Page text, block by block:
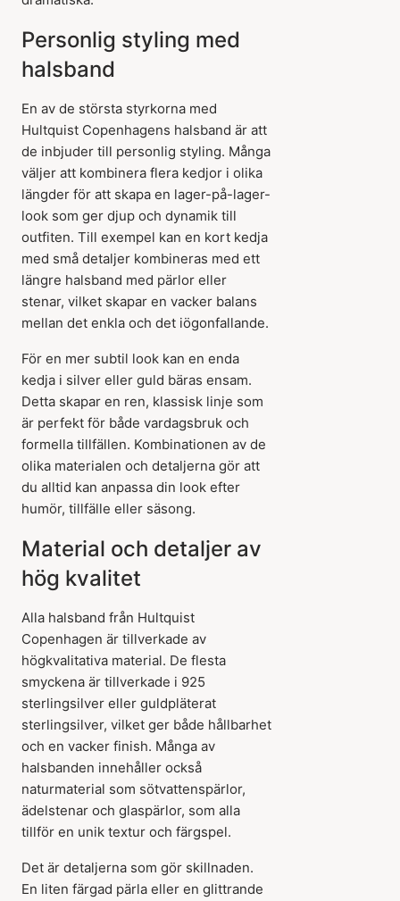
Personlig styling med
halsband
En av de största styrkorna med
Hultquist Copenhagens halsband är att
de inbjuder till personlig styling. Många
väljer att kombinera flera kedjor i olika
längder för att skapa en lager-på-lager-
look som ger djup och dynamik till
outfiten. Till exempel kan en kort kedja
med små detaljer kombineras med ett
längre halsband med pärlor eller
stenar, vilket skapar en vacker balans
mellan det enkla och det iögonfallande.
För en mer subtil look kan en enda
kedja i silver eller guld bäras ensam.
Detta skapar en ren, klassisk linje som
är perfekt för både vardagsbruk och
formella tillfällen. Kombinationen av de
olika materialen och detaljerna gör att
du alltid kan anpassa din look efter
humör, tillfälle eller säsong.
Material och detaljer av
hög kvalitet
Alla halsband från Hultquist
Copenhagen är tillverkade av
högkvalitativa material. De flesta
smyckena är tillverkade i 925
sterlingsilver eller guldpläterat
sterlingsilver, vilket ger både hållbarhet
och en vacker finish. Många av
halsbanden innehåller också
naturmaterial som sötvattenspärlor,
ädelstenar och glaspärlor, som alla
tillför en unik textur och färgspel.
Det är detaljerna som gör skillnaden.
En liten färgad pärla eller en glittrande